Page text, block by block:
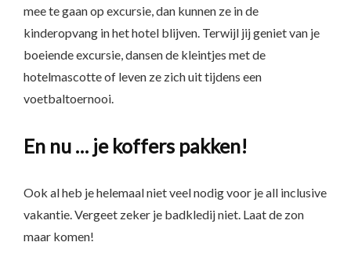
mee te gaan op excursie, dan kunnen ze in de
kinderopvang in het hotel blijven. Terwijl jij geniet van je
boeiende excursie, dansen de kleintjes met de
hotelmascotte of leven ze zich uit tijdens een
voetbaltoernooi.
En nu … je koffers pakken!
Ook al heb je helemaal niet veel nodig voor je all inclusive
vakantie. Vergeet zeker je badkledij niet. Laat de zon
maar komen!